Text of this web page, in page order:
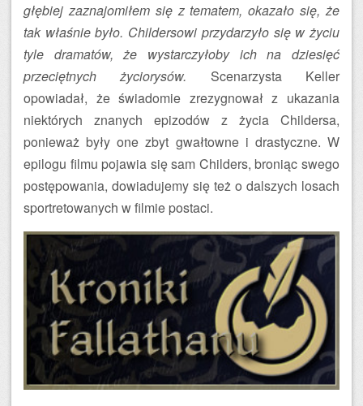
głębiej zaznajomiłem się z tematem, okazało się, że
tak właśnie było. Childersowi przydarzyło się w życiu
tyle dramatów, że wystarczyłoby ich na dziesięć
przeciętnych życiorysów. Scenarzysta Keller
opowiadał, że świadomie zrezygnował z ukazania
niektórych znanych epizodów z życia Childersa,
ponieważ były one zbyt gwałtowne i drastyczne. W
epilogu filmu pojawia się sam Childers, broniąc swego
postępowania, dowiadujemy się też o dalszych losach
sportretowanych w filmie postaci.